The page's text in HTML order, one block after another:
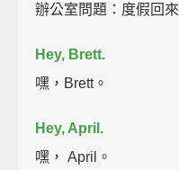
辦公室問題：度假回來
Hey, Brett.
嘿，Brett。
Hey, April.
嘿， April。